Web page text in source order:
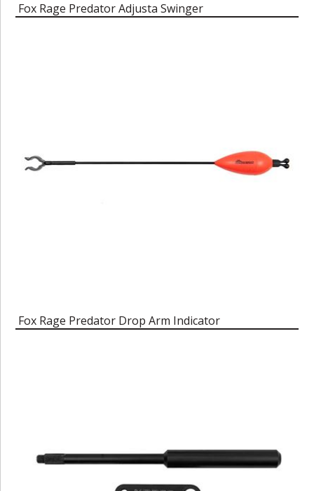
Fox Rage Predator Adjusta Swinger
Fox Rage Predator Drop Arm Indicator